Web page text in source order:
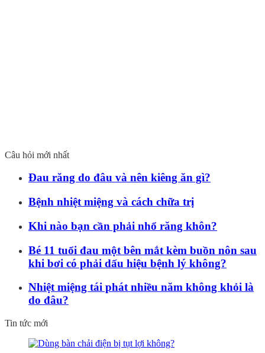
Câu hỏi mới nhất
Đau răng do đâu và nên kiêng ăn gì?
Bệnh nhiệt miệng và cách chữa trị
Khi nào bạn cần phải nhổ răng khôn?
Bé 11 tuổi đau một bên mắt kèm buồn nôn sau
khi bơi có phải dấu hiệu bệnh lý không?
Nhiệt miệng tái phát nhiều năm không khỏi là
do đâu?
Tin tức mới